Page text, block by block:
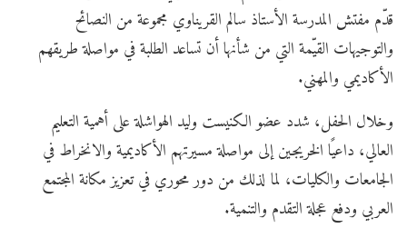
قدّم مفتش المدرسة الأستاذ سالم القريناوي مجموعة من النصائح
والتوجيهات القيّمة التي من شأنها أن تساعد الطلبة في مواصلة طريقهم
الأكاديمي والمهني.
وخلال الحفل، شدد عضو الكنيست وليد الهواشلة على أهمية التعليم
العالي، داعيًا الخريجين إلى مواصلة مسيرتهم الأكاديمية والانخراط في
الجامعات والكليات، لما لذلك من دور محوري في تعزيز مكانة المجتمع
العربي ودفع عجلة التقدم والتنمية.